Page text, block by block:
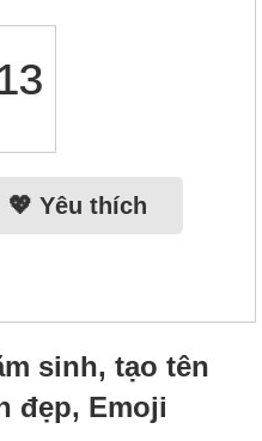
💖 Yêu thích
sinh, tạo tên
đẹp, Emoji